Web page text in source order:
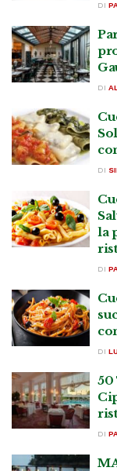
DI
DI
DI
la
DI
DI
50
DI